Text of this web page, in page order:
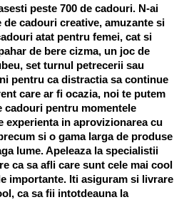
peste 700 de cadouri. N-ai
cadouri creative, amuzante si
atat pentru femei, cat si
de bere cizma, un joc de
set turnul petrecerii sau
pentru ca distractia sa continue
care ar fi ocazia, noi te putem
cadouri pentru momentele
experienta in aprovizionarea cu
si o gama larga de produse
lume. Apeleaza la specialistii
ca sa afli care sunt cele mai cool
importante. Iti asiguram si livrare
ca sa fii intotdeauna la